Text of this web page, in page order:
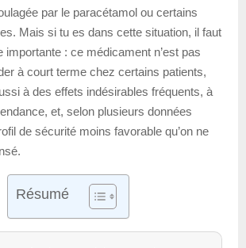
par le paracétamol ou certains
Mais si tu es dans cette situation, il faut
importante : ce médicament n’est pas
à court terme chez certains patients,
à des effets indésirables fréquents, à
et, selon plusieurs données
de sécurité moins favorable qu’on ne
Résumé